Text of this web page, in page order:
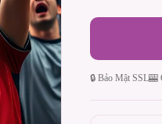
🔒 Bảo Mật SSL🎰